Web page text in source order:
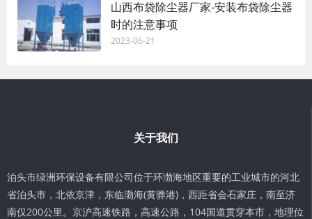
山西布袋除尘器厂家-安装布袋除尘器
时的注意事项
2023-06-21
关于我们
泊头市绿洲环保设备有限公司位于环渤海地区重要的工业城市的河北
省泊头市，北依京津，东临渤海(黄骅港)，西距省会石家庄，南至济
南仅200公里。京沪高速铁路，高速公路，104国道贯穿本市，地理位